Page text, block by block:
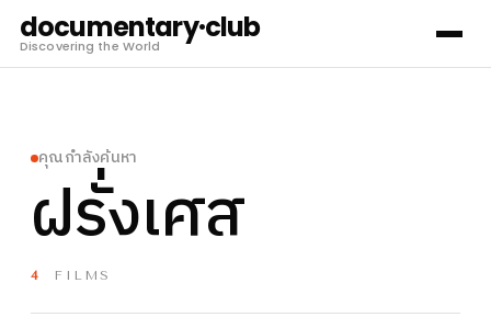
documentary·club
Discovering the World
คุณกำลังค้นหา
ฝรั่งเศส
4 FILMS